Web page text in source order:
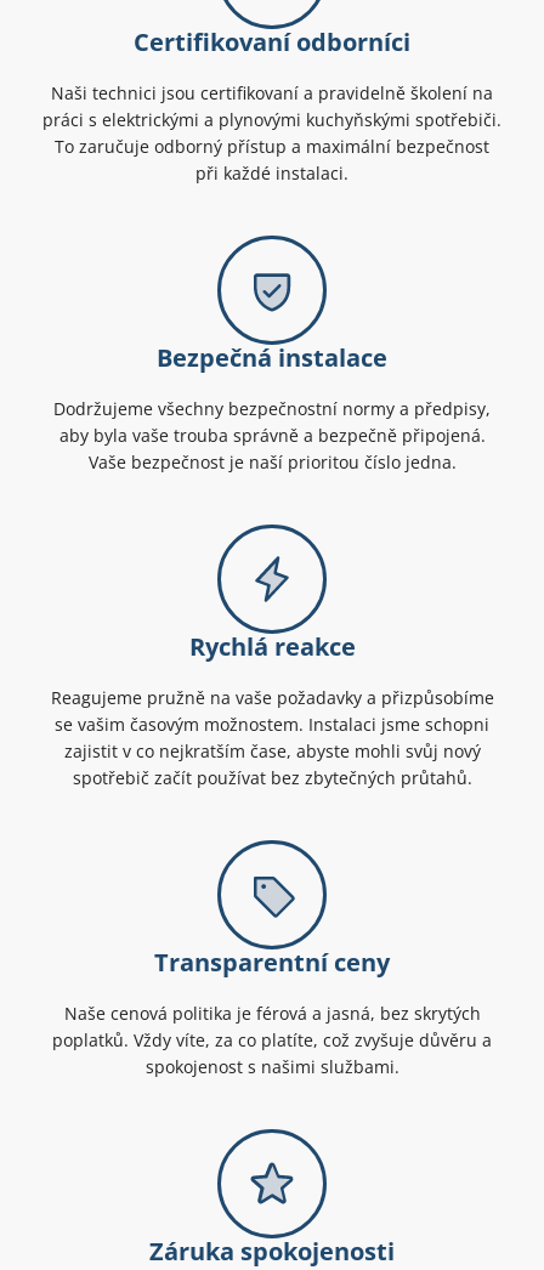
Certifikovaní odborníci
Naši technici jsou certifikovaní a pravidelně školení na
práci s elektrickými a plynovými kuchyňskými spotřebiči.
To zaručuje odborný přístup a maximální bezpečnost
při každé instalaci.
Bezpečná instalace
Dodržujeme všechny bezpečnostní normy a předpisy,
aby byla vaše trouba správně a bezpečně připojená.
Vaše bezpečnost je naší prioritou číslo jedna.
Rychlá reakce
Reagujeme pružně na vaše požadavky a přizpůsobíme
se vašim časovým možnostem. Instalaci jsme schopni
zajistit v co nejkratším čase, abyste mohli svůj nový
spotřebič začít používat bez zbytečných průtahů.
Transparentní ceny
Naše cenová politika je férová a jasná, bez skrytých
poplatků. Vždy víte, za co platíte, což zvyšuje důvěru a
spokojenost s našimi službami.
Záruka spokojenosti